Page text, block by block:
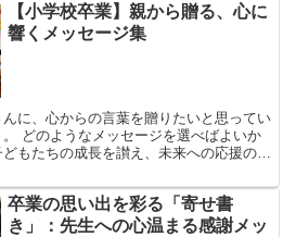
【小学校卒業】親から贈る、心に
響くメッセージ集
に、心からの言葉を贈りたいと思ってい
どのようなメッセージを選べばよいか
もたちの成長を讃え、未来への応援の言
卒業の思い出を彩る「寄せ書
き」：先生への心温まる感謝メッ